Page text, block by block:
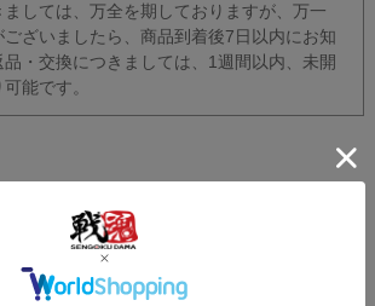
しては、万全を期しておりますが、万一
ざいましたら、商品到着後7日以内にお知
・交換につきましては、1週間以内、未開
能です。